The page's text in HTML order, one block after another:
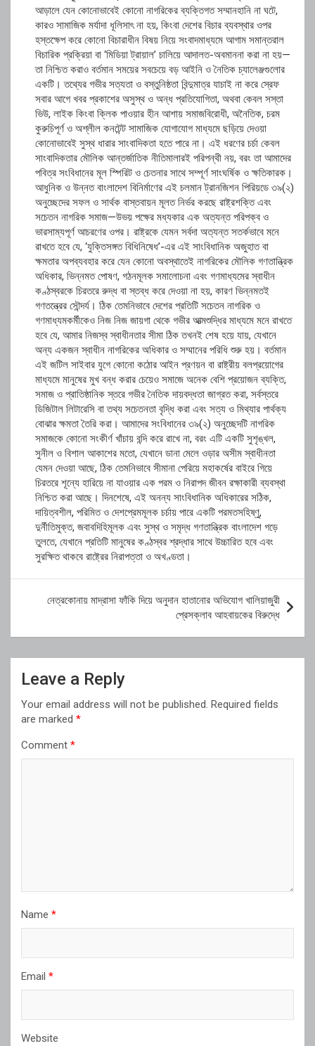
আড়ালে যেন কোনোভাবেই কোনো নাগরিকের ব্যক্তিগত সম্মানহানি না ঘটে,
কারও সামাজিক মর্যাদা ধূলিসাৎ না হয়, কিংবা দেশের বিচার ব্যবস্থার ওপর
হস্তক্ষেপ করে কোনো বিচারাধীন বিষয় নিয়ে সংবাদমাধ্যমে আগাম সমান্তরাল
বিচারিক প্রক্রিয়া বা ‘মিডিয়া ট্রায়াল’ চালিয়ে আদালত-অবমাননা করা না হয়—
তা নিশ্চিত করাও বর্তমান সময়ের সবচেয়ে বড় আইনি ও নৈতিক চ্যালেঞ্জগুলোর
একটি। তথ্যের গভীর সত্যতা ও বস্তুনিষ্ঠতা বিন্দুমাত্র যাচাই না করে স্রেফ
সবার আগে খবর প্রকাশের অসুস্থ ও অন্ধ প্রতিযোগিতা, অথবা কেবল সস্তা
ভিউ, লাইক কিংবা ক্লিক পাওয়ার হীন আশায় সমাজবিরোধী, অনৈতিক, চরম
কুরুচিপূর্ণ ও অশ্লীল কনটেন্ট সামাজিক যোগাযোগ মাধ্যমে ছড়িয়ে দেওয়া
কোনোভাবেই সুস্থ ধারার সাংবাদিকতা হতে পারে না। এই ধরণের চর্চা কেবল
সাংবাদিকতার মৌলিক আন্তর্জাতিক নীতিমালারই পরিপন্থী নয়, বরং তা আমাদের
পবিত্র সংবিধানের মূল স্পিরিট ও চেতনার সাথে সম্পূর্ণ সাংঘর্ষিক ও ক্ষতিকারক।
​আধুনিক ও উন্নত বাংলাদেশ বিনির্মাণের এই চলমান ট্রানজিশন পিরিয়ডে ৩৯(২)
অনুচ্ছেদের সফল ও সার্থক বাস্তবায়ন মূলত নির্ভর করছে রাষ্ট্রশক্তি এবং
সচেতন নাগরিক সমাজ—উভয় পক্ষের মধ্যকার এক অত্যন্ত পরিপক্ব ও
ভারসাম্যপূর্ণ আচরণের ওপর। রাষ্ট্রকে যেমন সর্বদা অত্যন্ত সতর্কভাবে মনে
রাখতে হবে যে, ‘যুক্তিসঙ্গত বিধিনিষেধ’-এর এই সাংবিধানিক অজুহাত বা
ক্ষমতার অপব্যবহার করে যেন কোনো অবস্থাতেই নাগরিকের মৌলিক গণতান্ত্রিক
অধিকার, ভিন্নমত পোষণ, গঠনমূলক সমালোচনা এবং গণমাধ্যমের স্বাধীন
কণ্ঠস্বরকে চিরতরে রুদ্ধ বা স্তব্ধ করে দেওয়া না হয়, কারণ ভিন্নমতই
গণতন্ত্রের সৌন্দর্য। ঠিক তেমনিভাবে দেশের প্রতিটি সচেতন নাগরিক ও
গণমাধ্যমকর্মীকেও নিজ নিজ জায়গা থেকে গভীর আত্মশুদ্ধির মাধ্যমে মনে রাখতে
হবে যে, আমার নিজস্ব স্বাধীনতার সীমা ঠিক তখনই শেষ হয়ে যায়, যেখানে
অন্য একজন স্বাধীন নাগরিকের অধিকার ও সম্মানের পরিধি শুরু হয়। বর্তমান
এই জটিল সাইবার যুগে কোনো কঠোর আইন প্রণয়ন বা রাষ্ট্রীয় বলপ্রয়োগের
মাধ্যমে মানুষের মুখ বন্ধ করার চেয়েও সমাজে অনেক বেশি প্রয়োজন ব্যক্তি,
সমাজ ও প্রাতিষ্ঠানিক স্তরে গভীর নৈতিক দায়বদ্ধতা জাগ্রত করা, সর্বস্তরে
ডিজিটাল লিটারেসি বা তথ্য সচেতনতা বৃদ্ধি করা এবং সত্য ও মিথ্যার পার্থক্য
বোঝার ক্ষমতা তৈরি করা। আমাদের সংবিধানের ৩৯(২) অনুচ্ছেদটি নাগরিক
সমাজকে কোনো সংকীর্ণ খাঁচায় বন্দি করে রাখে না, বরং এটি একটি সুশৃঙ্খল,
সুনীল ও বিশাল আকাশের মতো, যেখানে ডানা মেলে ওড়ার অসীম স্বাধীনতা
যেমন দেওয়া আছে, ঠিক তেমনিভাবে সীমানা পেরিয়ে মহাকর্ষের বাইরে গিয়ে
চিরতরে শূন্যে হারিয়ে না যাওয়ার এক পরম ও নিরাপদ জীবন রক্ষাকারী ব্যবস্থা
নিশ্চিত করা আছে। দিনশেষে, এই অনন্য সাংবিধানিক অধিকারের সঠিক,
দায়িত্বশীল, পরিমিত ও দেশপ্রেমমূলক চর্চায় পারে একটি পরমতসহিষ্ণু,
দুর্নীতিমুক্ত, জবাবদিহিমূলক এবং সুস্থ ও সমৃদ্ধ গণতান্ত্রিক বাংলাদেশ গড়ে
তুলতে, যেখানে প্রতিটি মানুষের কণ্ঠস্বর শ্রদ্ধার সাথে উচ্চারিত হবে এবং
সুরক্ষিত থাকবে রাষ্ট্রের নিরাপত্তা ও অখণ্ডতা।
নেত্রকোনায় মাদ্রাসা ফাঁকি দিয়ে অনুদান হাতানোর অভিযোগ খালিয়াজুরী
প্রেসক্লাব আহবায়কের বিরুদ্ধে
Leave a Reply
Your email address will not be published. Required fields
are marked *
Comment *
Name *
Email *
Website